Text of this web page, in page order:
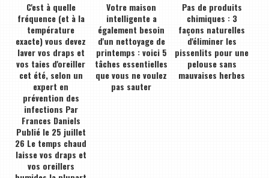
C'est à quelle
fréquence (et à la
température
exacte) vous devez
laver vos draps et
vos taies d'oreiller
cet été, selon un
expert en
prévention des
infections Par
Frances Daniels
Publié le 25 juillet
26 Le temps chaud
laisse vos draps et
vos oreillers
Votre maison
intelligente a
également besoin
d'un nettoyage de
printemps : voici 5
tâches essentielles
que vous ne voulez
pas sauter
Pas de produits
chimiques : 3
façons naturelles
d'éliminer les
pissenlits pour une
pelouse sans
mauvaises herbes